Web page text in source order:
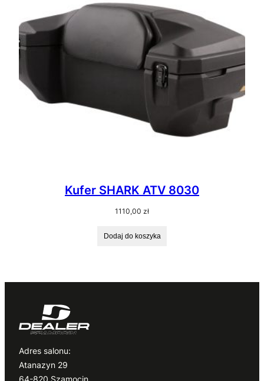
Kufer SHARK ATV 8030
1110,00 zł
Dodaj do koszyka
Adres salonu:
Atanazyn 29
64-820 Szamocin